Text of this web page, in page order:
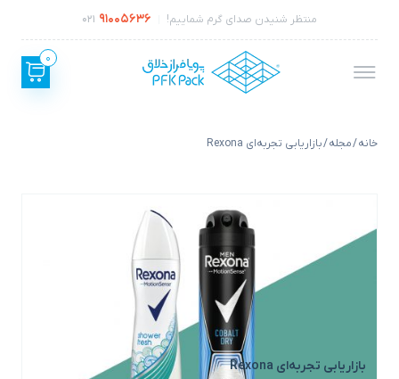
منتظر شنیدن صدای گرم شماییم! 91005636
021
0
خانه/مجله/ بازاریابی تجربه‌ای Rexona
بازاریابی تجربه‌ای Rexona